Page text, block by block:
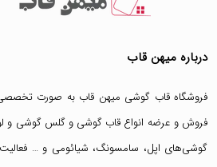
درباره میهن قاب
فروشگاه قاب گوشی میهن قاب به صورت تخصصی
فروش و عرضه انواع قاب گوشی وگلس گوشی و
گوشی‌های اپل، سامسونگ، شیائومی و … فعالیت